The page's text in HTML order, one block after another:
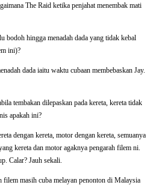
The Raid ketika penjahat menembak mati
bodoh hingga menadah dada yang tidak kebal
ini)?
dada iaitu waktu cubaan membebaskan Jay.
tembakan dilepaskan pada kereta, kereta tidak
apakah ini?
dengan kereta, motor dengan kereta, semuanya
kereta dan motor agaknya pengarah filem ni.
Calar? Jauh sekali.
filem masih cuba melayan penonton di Malaysia